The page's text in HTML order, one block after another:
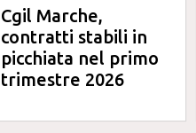
Cgil Marche,
contratti stabili in
picchiata nel primo
trimestre 2026